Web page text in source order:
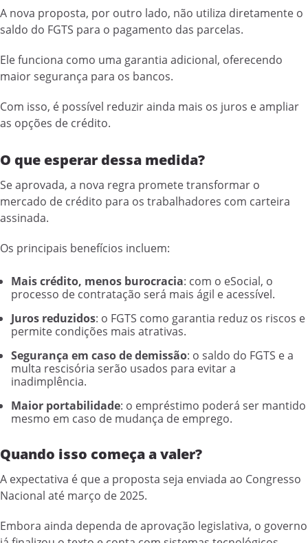
A nova proposta, por outro lado, não utiliza diretamente o
saldo do FGTS para o pagamento das parcelas.
Ele funciona como uma garantia adicional, oferecendo
maior segurança para os bancos.
Com isso, é possível reduzir ainda mais os juros e ampliar
as opções de crédito.
O que esperar dessa medida?
Se aprovada, a nova regra promete transformar o
mercado de crédito para os trabalhadores com carteira
assinada.
Os principais benefícios incluem:
Mais crédito, menos burocracia: com o eSocial, o
processo de contratação será mais ágil e acessível.
Juros reduzidos: o FGTS como garantia reduz os riscos e
permite condições mais atrativas.
Segurança em caso de demissão: o saldo do FGTS e a
multa rescisória serão usados para evitar a
inadimplência.
Maior portabilidade: o empréstimo poderá ser mantido
mesmo em caso de mudança de emprego.
Quando isso começa a valer?
A expectativa é que a proposta seja enviada ao Congresso
Nacional até março de 2025.
Embora ainda dependa de aprovação legislativa, o governo